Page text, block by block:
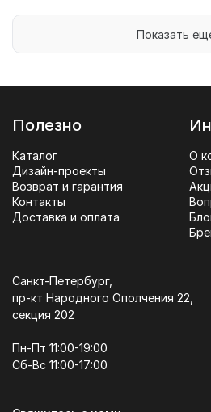
Показать
Полезно
Каталог
Дизайн-проекты
Возврат и гарантия
Контакты
Доставка и оплата
О
Санкт-Петербург,
пр-кт Народного Ополчения 22,
секция 202
Пн-Пт 11:00-19:00
Сб-Вс 11:00-17:00